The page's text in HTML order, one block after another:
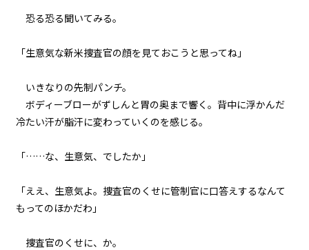
『Monsters（怪物たち）』＜１
第２話
『Monsters（怪物たち）』＜１
３＞
第２話
４＞
恐る恐る聞いてみる。
「生意気な新米捜査官の顔を見ておこうと思ってね」
いきなりの先制パンチ。
ボディーブローがずしんと胃の奥まで響く。背中に浮かんだ
冷たい汗が脂汗に変わっていくのを感じる。
「……な、生意気、でしたか」
「ええ、生意気よ。捜査官のくせに管制官に口答えするなんて
もってのほかだわ」
捜査官のくせに、か。